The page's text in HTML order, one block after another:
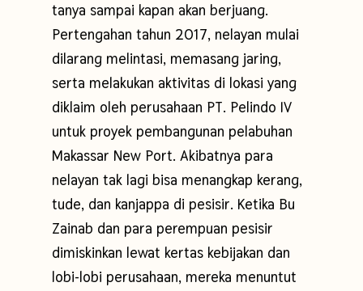
tanya sampai kapan akan berjuang.
Pertengahan tahun 2017, nelayan mulai
dilarang melintasi, memasang jaring,
serta melakukan aktivitas di lokasi yang
diklaim oleh perusahaan PT. Pelindo IV
untuk proyek pembangunan pelabuhan
Makassar New Port. Akibatnya para
nelayan tak lagi bisa menangkap kerang,
tude, dan kanjappa di pesisir. Ketika Bu
Zainab dan para perempuan pesisir
dimiskinkan lewat kertas kebijakan dan
lobi-lobi perusahaan, mereka menuntut